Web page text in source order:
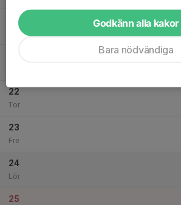
20
22
Tor
23
Fre
24
Lör
25
Godkänn alla kakor
Bara nödvändiga